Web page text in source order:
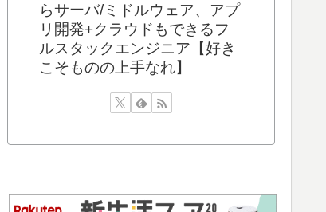
らサーバ/ミドルウェア、アプ
リ開発+クラウドもできるフ
ルスタックエンジニア【好き
こそものの上手なれ】